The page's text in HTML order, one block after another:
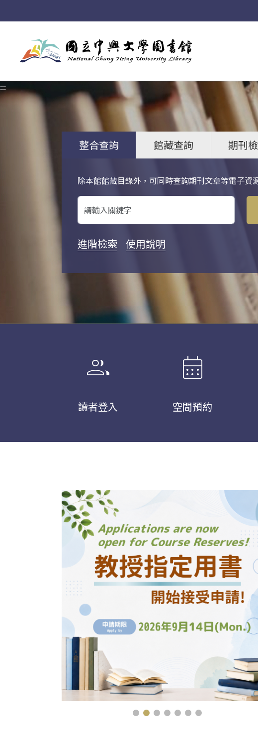
:::
整合查詢 館藏查詢 期刊
除本館館藏目錄外，可同時查詢期刊文章等電子資
關鍵字搜尋
進階檢索 使用說明
group
讀者登入
calendar_month
空間預約